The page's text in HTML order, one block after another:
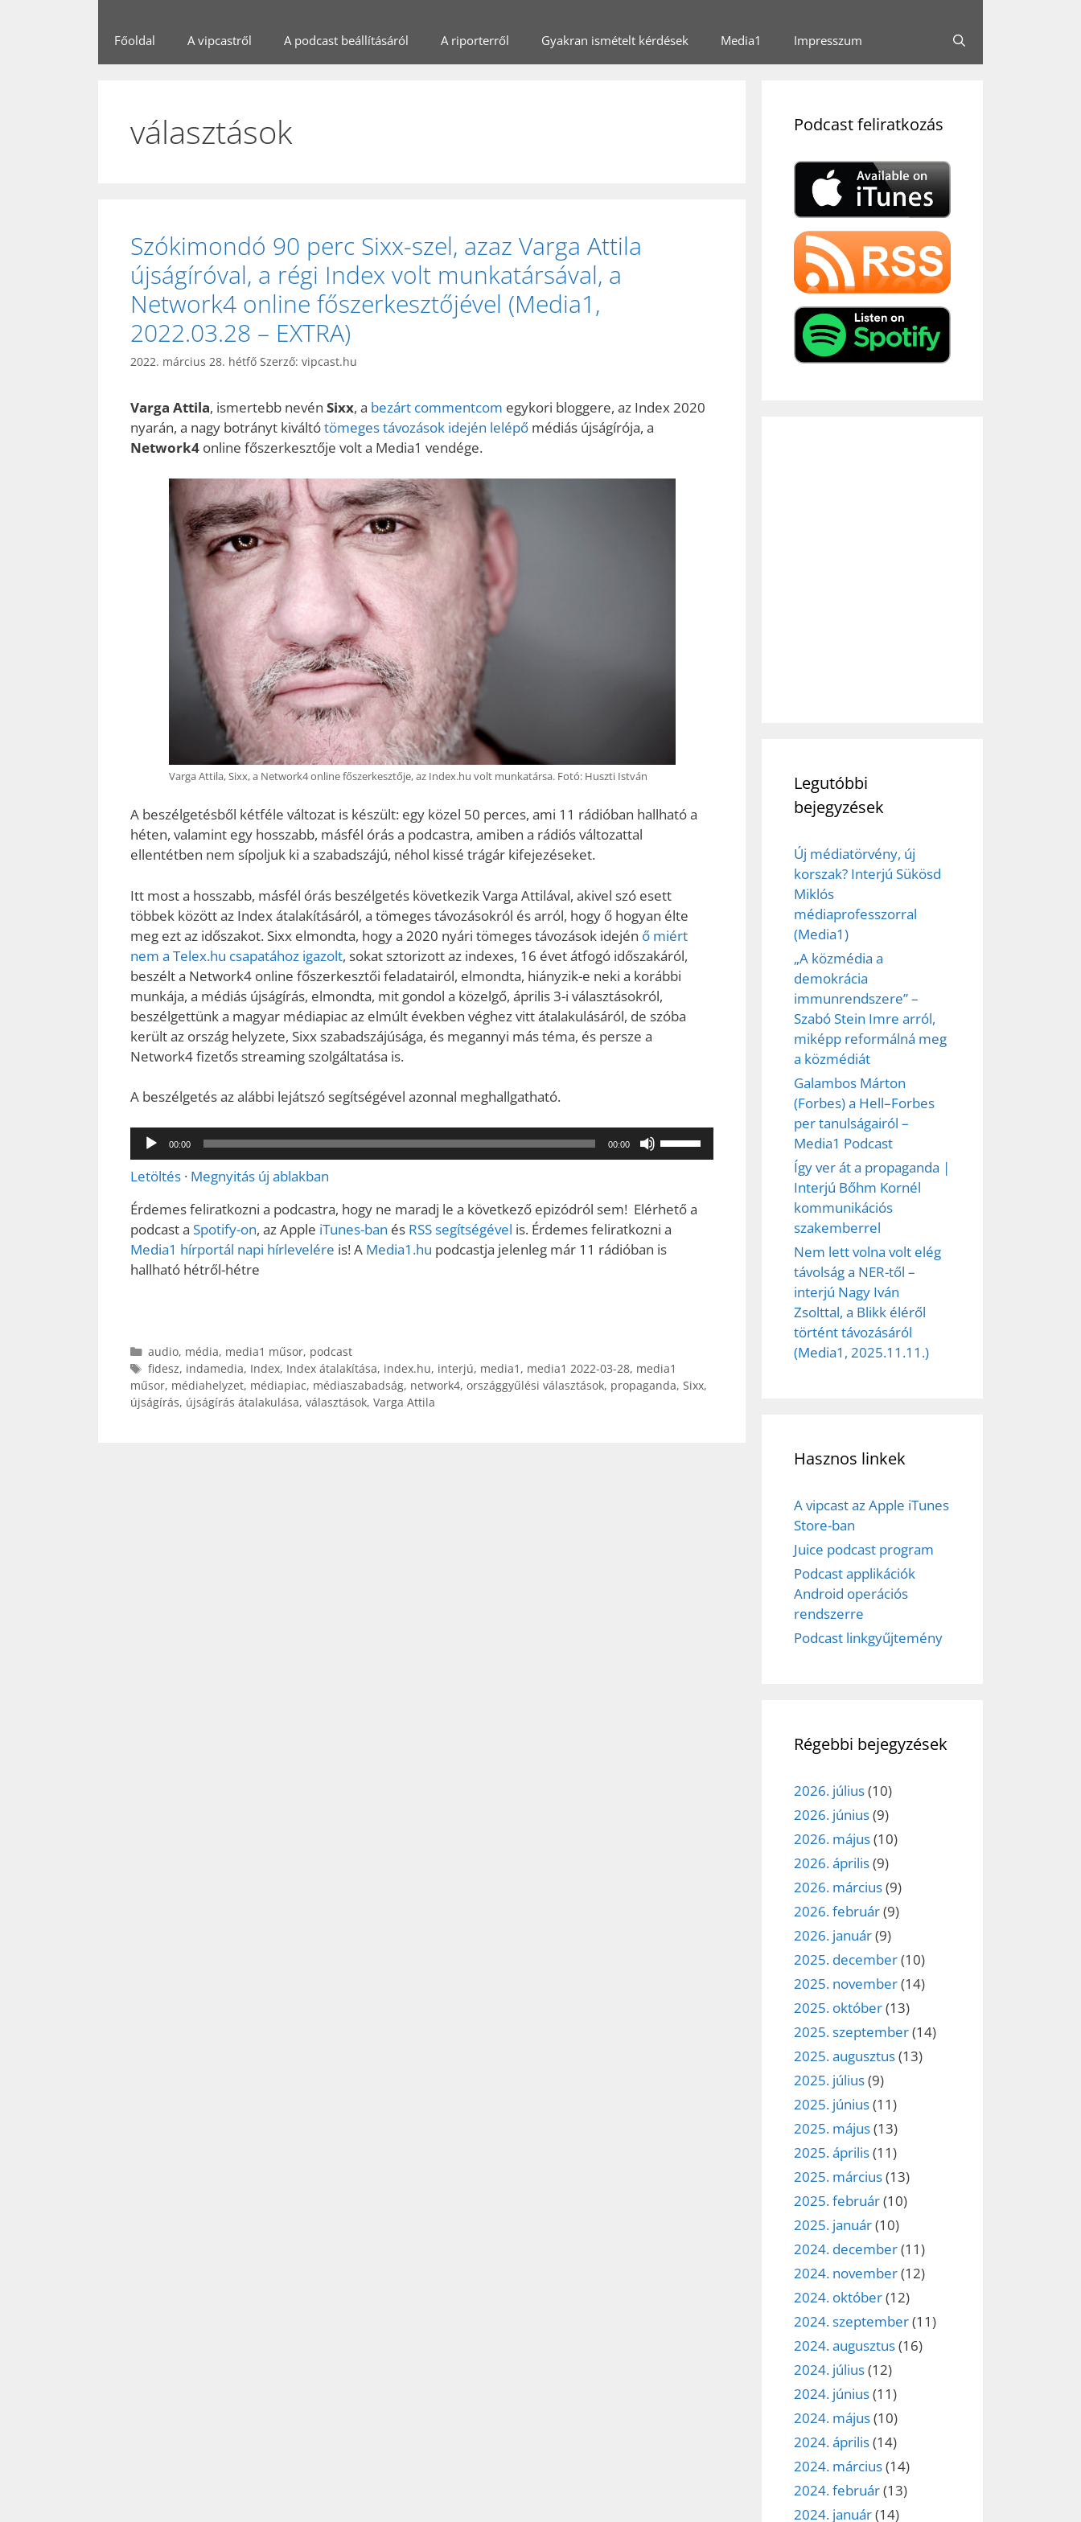
Főoldal A vipcastről A podcast beállításáról A riporterről Gyakran ismételt kérdések Media1 Impresszum
választások
Szókimondó 90 perc Sixx-szel, azaz Varga Attila
újságíróval, a régi Index volt munkatársával, a
Network4 online főszerkesztőjével (Media1,
2022.03.28 – EXTRA)
2022. március 28. hétfő Szerző: vipcast.hu
Varga Attila, ismertebb nevén Sixx, a bezárt commentcom egykori bloggere, az Index 2020
nyarán, a nagy botrányt kiváltótömeges távozások idején lelépő médiás újságírója, a
Network4 online főszerkesztője volt a Media1 vendége.
Varga Attila, Sixx, a Network4 online főszerkesztője, az Index.hu volt munkatársa. Fotó: Huszti István
A beszélgetésből kétféle változat is készült: egy közel 50 perces, ami 11 rádióban hallható a
héten, valamint egy hosszabb, másfél órás a podcastra, amiben a rádiós változattal
ellentétben nem sípoljuk ki a szabadszájú, néhol kissé trágár kifejezéseket.
Itt most a hosszabb, másfél órás beszélgetés következik Varga Attilával, akivel szó esett
többek között az Index átalakításáról, a tömeges távozásokról és arról, hogy ő hogyan élte
meg ezt az időszakot. Sixx elmondta, hogy a 2020 nyári tömeges távozások idején ő miért
nem a Telex.hu csapatához igazolt, sokat sztorizott az indexes, 16 évet átfogó időszakáról,
beszélt a Network4 online főszerkesztői feladatairól, elmondta, hiányzik-e neki a korábbi
munkája, a médiás újságírás, elmondta, mit gondol a közelgő, április 3-i választásokról,
beszélgettünk a magyar médiapiac az elmúlt években véghez vitt átalakulásáról, de szóba
került az ország helyzete, Sixx szabadszájúsága, és megannyi más téma, és persze a
Network4 fizetős streaming szolgáltatása is.
A beszélgetés az alábbi lejátszó segítségével azonnal meghallgatható.
Audió
lejátszó
00:00 00:00
hangerő
csökkentéséhez
a
Fel/Le
Letöltés · Megnyitás új ablakban
Érdemes feliratkozni a podcastra, hogy ne maradj le a következő epizódról sem! Elérhető a
podcast a Spotify-on, az Apple iTunes-ban és RSS segítségével is. Érdemes feliratkozni a
Media1 hírportál napi hírlevelére is! A Media1.hu podcastja jelenleg már 11 rádióban is
hallható hétről-hétre
Kategória
audio, média, media1 műsor, podcast
Címkék
fidesz, indamedia, Index, Index átalakítása, index.hu, interjú, media1 , media1 2022-03-28, media1
műsor, médiahelyzet, médiapiac, médiaszabadság, network4, országgyűlési választások, propaganda, Sixx,
újságírás, újságírás átalakulása, választások, Varga Attila
Podcast feliratkozás
Legutóbbi
bejegyzések
Új médiatörvény, új
korszak? Interjú Sükösd
Miklós
médiaprofesszorral
(Media1)
„A közmédia a
demokrácia
immunrendszere” –
Szabó Stein Imre arról,
miképp reformálná meg
a közmédiát
Galambos Márton
(Forbes) a Hell–Forbes
per tanulságairól –
Media1 Podcast
Így ver át a propaganda |
Interjú Bőhm Kornél
kommunikációs
szakemberrel
Nem lett volna volt elég
távolság a NER-től –
interjú Nagy Iván
Zsolttal, a Blikk éléről
történt távozásáról
(Media1, 2025.11.11.)
Hasznos linkek
A vipcast az Apple iTunes
Store-ban
Juice podcast program
Podcast applikációk
Android operációs
rendszerre
Podcast linkgyűjtemény
Régebbi bejegyzések
2026. július(10)
2026. június(9)
2026. május(10)
2026. április(9)
2026. március(9)
2026. február(9)
2026. január(9)
2025. december(10)
2025. november(14)
2025. október(13)
2025. szeptember(14)
2025. augusztus(13)
2025. július(9)
2025. június(11)
2025. május(13)
2025. április(11)
2025. március(13)
2025. február(10)
2025. január(10)
2024. december(11)
2024. november(12)
2024. október(12)
2024. szeptember(11)
2024. augusztus(16)
2024. július(12)
2024. június(11)
2024. május(10)
2024. április(14)
2024. március(14)
2024. február(13)
2024. január(14)